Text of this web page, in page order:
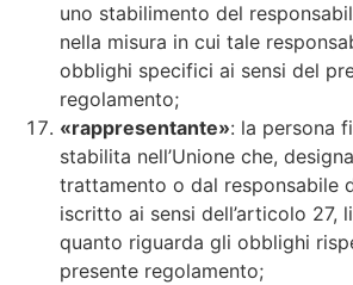
uno stabilimento del
nella misura in cui tale
obblighi specifici ai sensi del
regolamento;
«rappresentante»: la persona
stabilita nell’Unione che,
trattamento o dal responsabile
iscritto ai sensi dell’articolo 27,
quanto riguarda gli obblighi
presente regolamento;